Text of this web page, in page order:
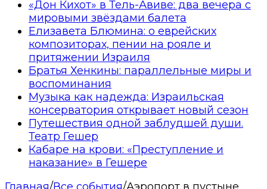
«Дон Кихот» в Тель-Авиве: два вечера с
мировыми звёздами балета
Елизавета Блюмина: о еврейских
композиторах, пении на рояле и
притяжении Израиля
Братья Хенкины: параллельные миры и
воспоминания
Музыка как надежда: Израильская
консерватория открывает новый сезон
Путешествия одной заблудшей души.
Театр Гешер
Кабаре на крови: «Преступление и
наказание» в Гешере